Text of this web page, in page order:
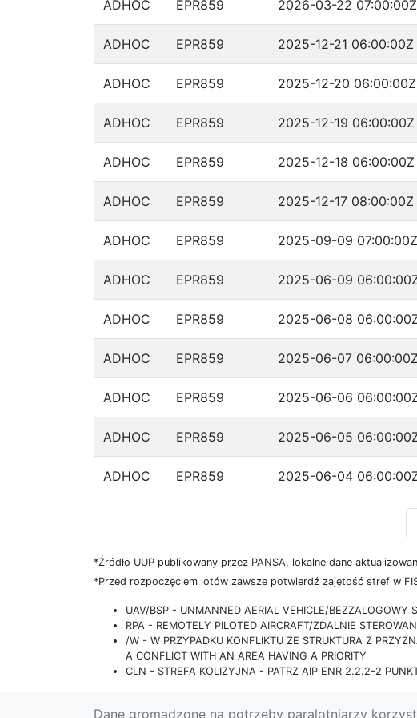
ADHOC EPR859 2026-03-22
ADHOC EPR859 2025-12-21
ADHOC EPR859 2025-12-20
ADHOC EPR859 2025-12-19
ADHOC EPR859 2025-12-18
ADHOC EPR859 2025-12-17
ADHOC EPR859 2025-09-09
ADHOC EPR859 2025-06-09
ADHOC EPR859 2025-06-08
ADHOC EPR859 2025-06-07
ADHOC EPR859 2025-06-06
ADHOC EPR859 2025-06-05
ADHOC EPR859 2025-06-04
*Źródło UUP publikowany przez PANSA, lokalne dane
*Przed rozpoczęciem lotów zawsze potwierdź zajętość stref w
UAV/BSP - UNMANNED AERIAL VEHICLE/BEZZALOGOWY
RPA - REMOTELY PILOTED AIRCRAFT/ZDALNIE
/W - W PRZYPADKU KONFLIKTU ZE STRUKTURA Z
A CONFLICT WITH AN AREA HAVING A PRIORITY
CLN - STREFA KOLIZYJNA - PATRZ AIP ENR 2.2.2-2
Dane gromadzone na potrzeby paralotniarzy